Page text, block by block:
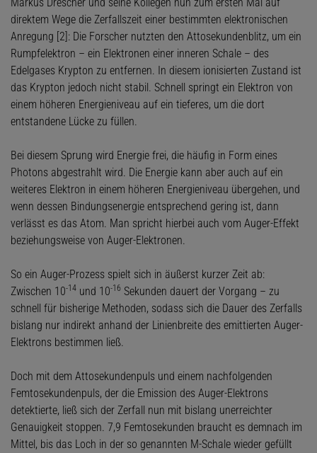
direktem Wege die Zerfallszeit einer bestimmten elektronischen
Anregung [2]: Die Forscher nutzten den Attosekundenblitz, um ein
Rumpfelektron – ein Elektronen einer inneren Schale – des
Edelgases Krypton zu entfernen. In diesem ionisierten Zustand ist
das Krypton jedoch nicht stabil. Schnell springt ein Elektron von
einem höheren Energieniveau auf ein tieferes, um die dort
entstandene Lücke zu füllen.
Bei diesem Sprung wird Energie frei, die häufig in Form eines
Photons abgestrahlt wird. Die Energie kann aber auch auf ein
weiteres Elektron in einem höheren Energieniveau übergehen, und
wenn dessen Bindungsenergie entsprechend gering ist, dann
verlässt es das Atom. Man spricht hierbei auch vom Auger-Effekt
beziehungsweise von Auger-Elektronen.
So ein Auger-Prozess spielt sich in äußerst kurzer Zeit ab:
Zwischen 10-14 und 10-16 Sekunden dauert der Vorgang – zu
schnell für bisherige Methoden, sodass sich die Dauer des Zerfalls
bislang nur indirekt anhand der Linienbreite des emittierten Auger-
Elektrons bestimmen ließ.
Doch mit dem Attosekundenpuls und einem nachfolgenden
Femtosekundenpuls, der die Emission des Auger-Elektrons
detektierte, ließ sich der Zerfall nun mit bislang unerreichter
Genauigkeit stoppen. 7,9 Femtosekunden braucht es demnach im
Mittel, bis das Loch in der so genannten M-Schale wieder gefüllt